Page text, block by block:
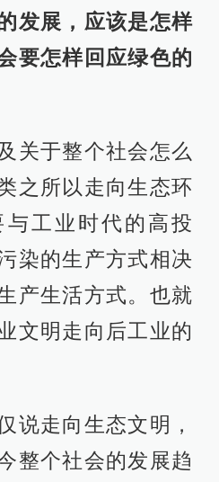
发展，应该是怎样
要怎样回应绿色的
关于整个社会怎么
之所以走向生态环
工业时代的高投
染的生产方式相决
产生活方式。也就
文明走向后工业的
说走向生态文明，
整个社会的发展趋